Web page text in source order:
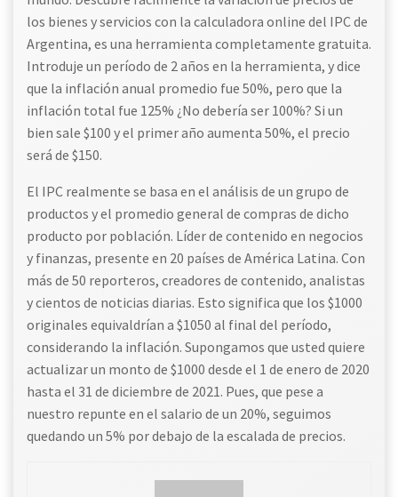
los bienes y servicios con la calculadora online del IPC de
Argentina, es una herramienta completamente gratuita.
Introduje un período de 2 años en la herramienta, y dice
que la inflación anual promedio fue 50%, pero que la
inflación total fue 125% ¿No debería ser 100%? Si un
bien sale $100 y el primer año aumenta 50%, el precio
será de $150.
El IPC realmente se basa en el análisis de un grupo de
productos y el promedio general de compras de dicho
producto por población. Líder de contenido en negocios
y finanzas, presente en 20 países de América Latina. Con
más de 50 reporteros, creadores de contenido, analistas
y cientos de noticias diarias. Esto significa que los $1000
originales equivaldrían a $1050 al final del período,
considerando la inflación. Supongamos que usted quiere
actualizar un monto de $1000 desde el 1 de enero de 2020
hasta el 31 de diciembre de 2021. Pues, que pese a
nuestro repunte en el salario de un 20%, seguimos
quedando un 5% por debajo de la escalada de precios.